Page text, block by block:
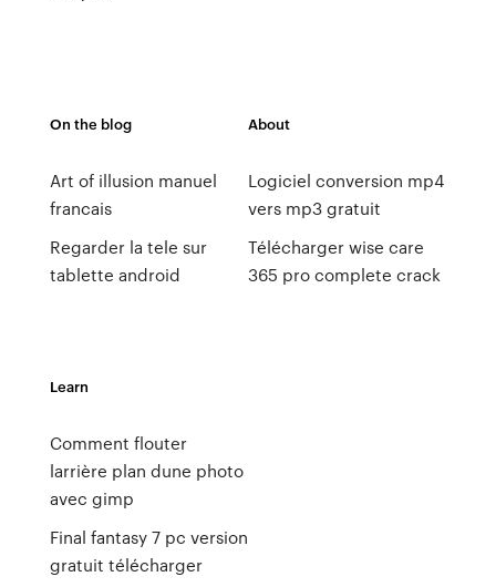
On the blog
Art of illusion manuel
francais
Regarder la tele sur
tablette android
About
Logiciel conversion mp4
vers mp3 gratuit
Télécharger wise care
365 pro complete crack
Learn
Comment flouter
larrière plan dune photo
avec gimp
Final fantasy 7 pc version
gratuit télécharger